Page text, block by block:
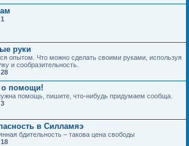
1
руки
опытом. Что можно сделать своими руками, используя
и сообразительность.
28
о помощи!
помощь, пишите, что-нибудь придумаем сообща.
3
в Силламяэ
бдительность – такова цена свободы
18